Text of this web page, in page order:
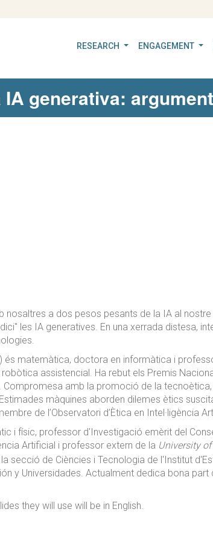
RESEARCH ENGAGEMENT
generativa:
nosaltres a dos pesos pesants de la IA al
les IA generatives. En una xerrada distesa,
matemàtica, doctora en informàtica i
assistencial. Ha rebut els Premis
amb la promoció de la
màquines aborden dilemes ètics
de l’Observatori d’Ètica en Intel·ligència
i físic, professor d'Investigació emèrit del
Artificial i professor extern de la University
secció de Ciències i Tecnologia de l'Institut
y Universidades. Actualment dedica bona
they will use will be in English.